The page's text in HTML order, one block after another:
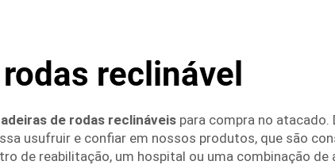
reclinável
de rodas reclináveis para compra no
usufruir e confiar em nossos produtos, que são
de reabilitação, um hospital ou uma combinação